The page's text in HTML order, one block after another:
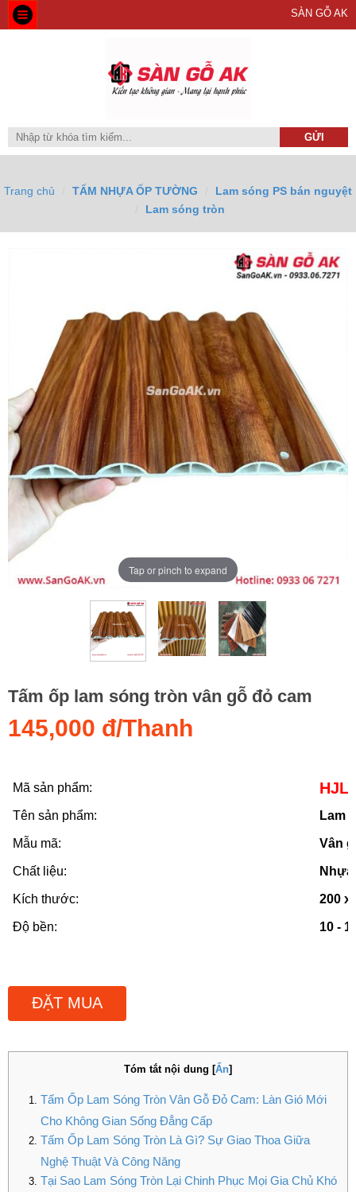
SÀN GỖ AK
Trang chủ TẤM NHỰA ỐP TƯỜNG
Lam sóng PS bán nguyệt
Lam sóng tròn
Tap or pinch to expand
Tấm ốp lam sóng tròn vân gỗ đỏ cam
145,000 đ/Thanh
Mã sản phẩm: HJL
Tên sản phẩm: Lam
Mẫu mã: Vân
Chất liệu:
Kích thước: 200 x
Độ bền: 10 -
ĐẶT MUA
Tóm tắt nội dung [Ẩn]
Tấm Ốp Lam Sóng Tròn Vân Gỗ Đỏ Cam: Làn Gió Mới
Cho Không Gian Sống Đẳng Cấp
Tấm Ốp Lam Sóng Tròn Là Gì? Sự Giao Thoa Giữa
Nghệ Thuật Và Công Năng
Tại Sao Lam Sóng Tròn Lại Chinh Phục Mọi Gia Chủ Khó